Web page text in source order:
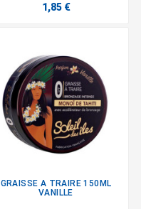
1,85 €
GRAISSE A TRAIRE 150ML
VANILLE